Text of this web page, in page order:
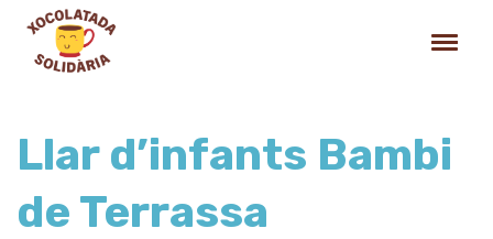
Llar d’infants Bambi
de Terrassa